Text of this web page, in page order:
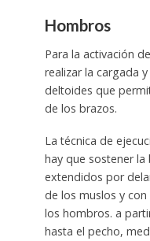
Hombros
Para la activación
realizar la cargada
deltoides que
de los brazos.
La técnica de
hay que sostener
extendidos por
de los muslos y
los hombros. a
hasta el pecho,